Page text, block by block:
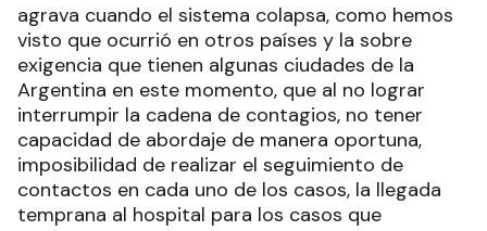
agrava cuando el sistema colapsa, como hemos
visto que ocurrió en otros países y la sobre
exigencia que tienen algunas ciudades de la
Argentina en este momento, que al no lograr
interrumpir la cadena de contagios, no tener
capacidad de abordaje de manera oportuna,
imposibilidad de realizar el seguimiento de
contactos en cada uno de los casos, la llegada
temprana al hospital para los casos que